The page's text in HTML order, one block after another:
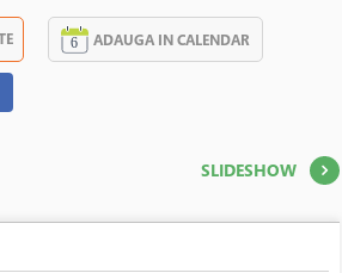
ADAUGA IN CALENDAR
SLIDESHOW